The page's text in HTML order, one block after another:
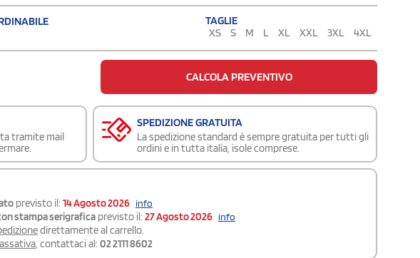
TAGLIE
XS
S M L XL XXL 3XL 4XL
CALCOLA PREVENTIVO
tramite mail
SPEDIZIONE GRATUITA
La spedizione standard è sempre gratuita per tutti gli
ordini e in tutta italia, isole comprese.
previsto il: 14 Agosto 2026 info
stampa serigrafica previsto il: 27 Agosto 2026 info
direttamente al carrello.
, contattaci al: 02 2111 8602